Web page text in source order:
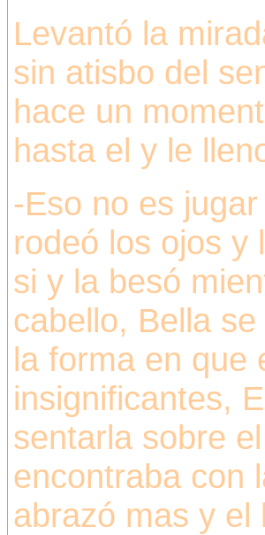
Levantó la
sin atisbo del
hace un
hasta el y le
-Eso no es
rodeó los ojos y
si y la besó
cabello, Bella
la forma en que
insignificantes,
sentarla sobre
encontraba con
abrazó mas y el